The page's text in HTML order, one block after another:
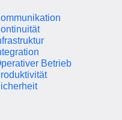
Betrieb